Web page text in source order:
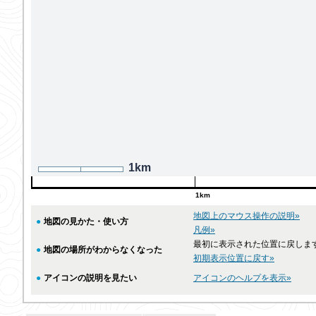
1km
1km
● 地図の見かた・使い方
地図上のマウス操作の説明»
凡例»
● 地図の場所がわからなくなった
最初に表示された位置に戻しま
初期表示位置に戻す»
● アイコンの説明を見たい アイコンのヘルプを表示»